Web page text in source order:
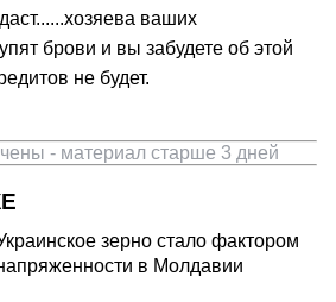
ваших
брови и вы забудете об этой
не будет.
- материал старше 3 дней
зерно стало фактором
в Молдавии